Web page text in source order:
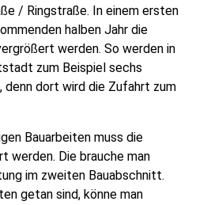
/ Ringstraße. In einem ersten
halben Jahr die
werden. So werden in
zum Beispiel sechs
denn dort wird die Zufahrt zum
Bauarbeiten muss die
werden. Die brauche man
im zweiten Bauabschnitt.
getan sind, könne man